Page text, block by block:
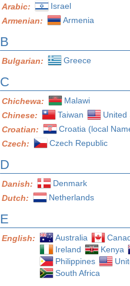
Arabic:
Israel
Armenian:
Armenia
B
Bulgarian: Greece
C
Chichewa:
Malawi
Chinese:
Taiwan
United
Croatian:
Croatia (local
Czech:
Czech Republic
D
Danish:
Denmark
Dutch:
Netherlands
E
English: Australia
Ireland
Kenya
Philippines
South Africa